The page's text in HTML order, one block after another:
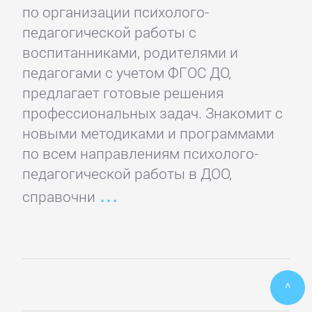
по организации психолого-
педагогической работы с
воспитанниками, родителями и
педагогами с учетом ФГОС ДО,
предлагает готовые решения
профессиональных задач. Знакомит с
новыми методиками и программами
по всем направлениям психолого-
педагогической работы в ДОО,
справочни
ПОЭЗИЯ
И
ДРАМА
Драматургия
Зарубежная
стихи
^